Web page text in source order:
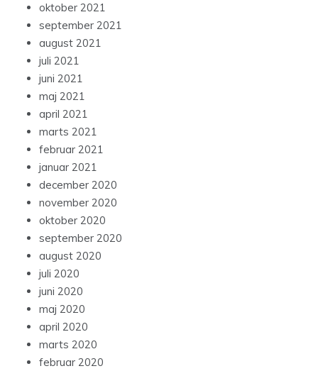
oktober 2021
september 2021
august 2021
juli 2021
juni 2021
maj 2021
april 2021
marts 2021
februar 2021
januar 2021
december 2020
november 2020
oktober 2020
september 2020
august 2020
juli 2020
juni 2020
maj 2020
april 2020
marts 2020
februar 2020